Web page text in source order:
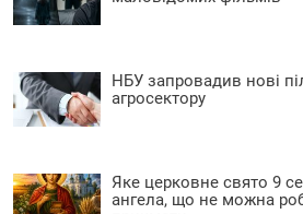
НБУ запровадив нові
агросектору
Яке церковне свято 9
ангела, що не можна